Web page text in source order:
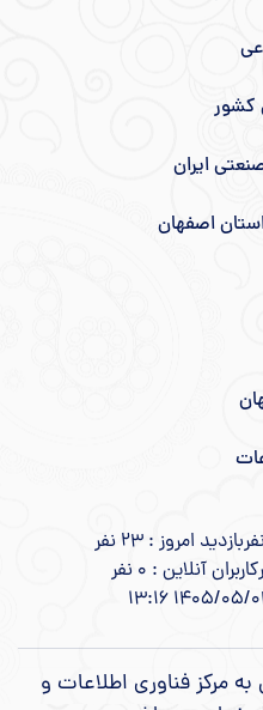
کشور
ایران
اصفهان
بازدید امروز : 23 نفر
کاربران آنلاین : 0 نفر
مرکز فناوری اطلاعات و